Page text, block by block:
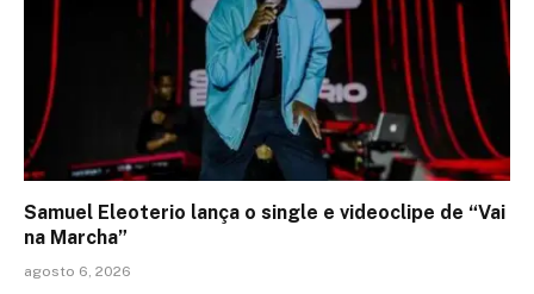
Samuel Eleoterio lança o single e videoclipe de “Vai
na Marcha”
agosto 6, 2026